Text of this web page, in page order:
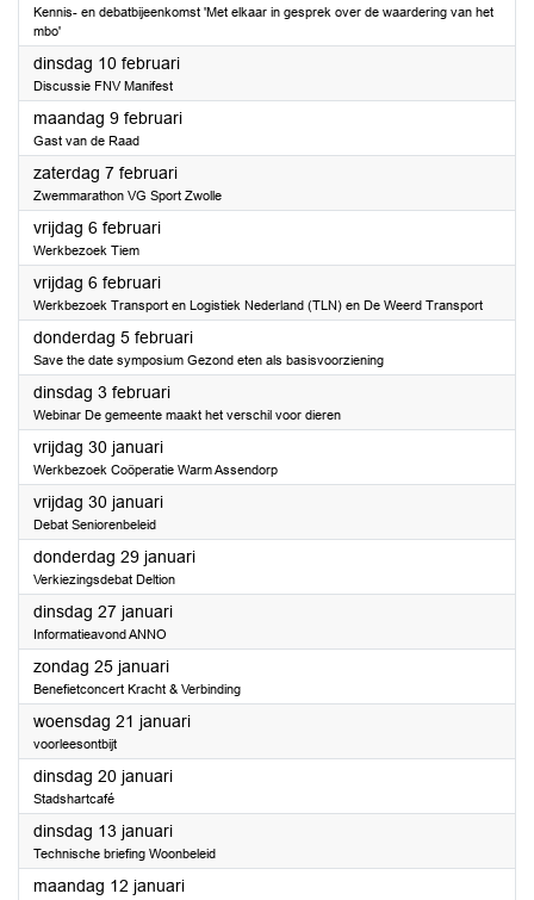
Kennis- en debatbijeenkomst 'Met elkaar in gesprek over de waardering van het
mbo'
dinsdag 10 februari2026
Discussie FNV Manifest
maandag 9 februari2026
Gast van de Raad
zaterdag 7 februari2026
Zwemmarathon VG Sport Zwolle
vrijdag 6 februari2026
Werkbezoek Tiem
vrijdag 6 februari2026
Werkbezoek Transport en Logistiek Nederland (TLN) en De Weerd Transport
donderdag 5 februari2026
Save the date symposium Gezond eten als basisvoorziening
dinsdag 3 februari2026
Webinar De gemeente maakt het verschil voor dieren
vrijdag 30 januari2026
Werkbezoek Coöperatie Warm Assendorp
vrijdag 30 januari2026
Debat Seniorenbeleid
donderdag 29 januari2026
Verkiezingsdebat Deltion
dinsdag 27 januari2026
Informatieavond ANNO
zondag 25 januari2026
Benefietconcert Kracht & Verbinding
woensdag 21 januari2026
voorleesontbijt
dinsdag 20 januari2026
Stadshartcafé
dinsdag 13 januari2026
Technische briefing Woonbeleid
maandag 12 januari2026